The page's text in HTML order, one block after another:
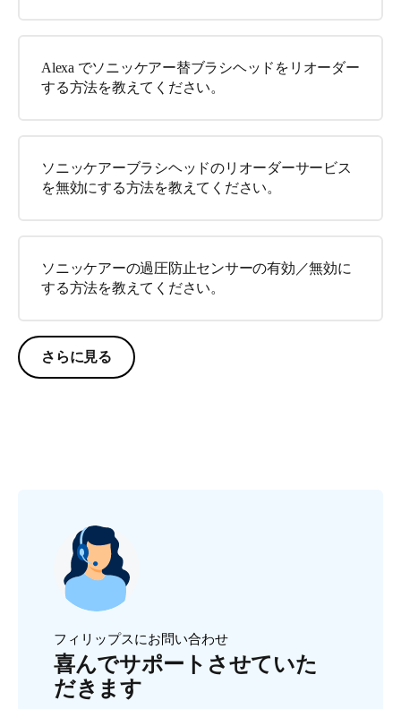
Alexa でソニッケアー替ブラシヘッドをリオーダー
する方法を教えてください。
ソニッケアーブラシヘッドのリオーダーサービス
を無効にする方法を教えてください。
ソニッケアーの過圧防止センサーの有効／無効に
する方法を教えてください。
さらに見る
フィリップスにお問い合わせ
喜んでサポートさせていた
だきます